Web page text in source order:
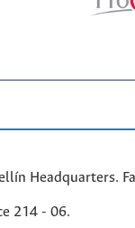
Headquarters.
214 - 06.